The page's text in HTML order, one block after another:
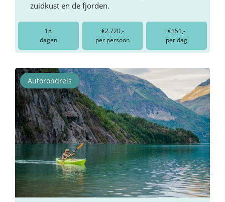
zuidkust en de fjorden.
18
dagen
€2.720,-
per persoon
€151,-
per dag
Autorondreis